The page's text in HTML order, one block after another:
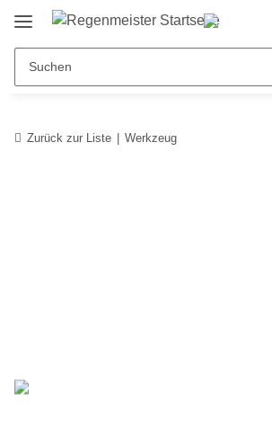
Zurück zur Liste Werkzeug